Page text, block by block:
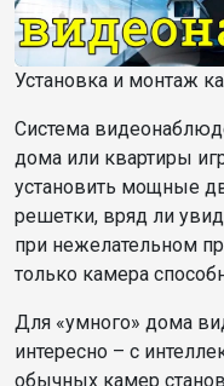
Установка и монтаж
Система
дома или квартиры
установить мощные
решетки, вряд ли
при нежелательном
только камера
Для «умного» дома
интересно – с
обычных камер